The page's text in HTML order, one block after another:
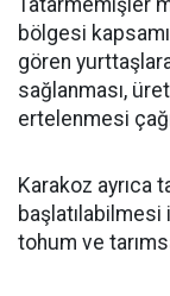
Tatarmemişler
bölgesi
gören
sağlanması,
ertelenmesi
Karakoz ayrıca
tohum ve